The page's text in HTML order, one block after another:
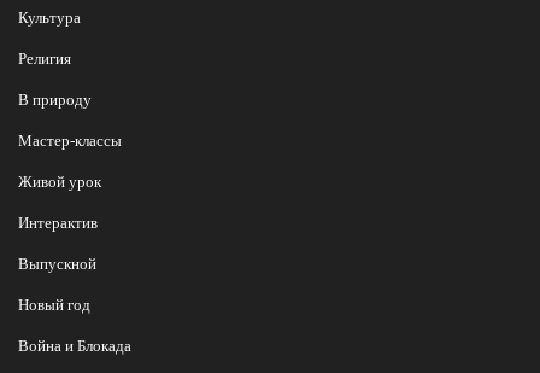
Культура
Религия
В природу
Мастер-классы
Живой урок
Интерактив
Выпускной
Новый год
Война и Блокада